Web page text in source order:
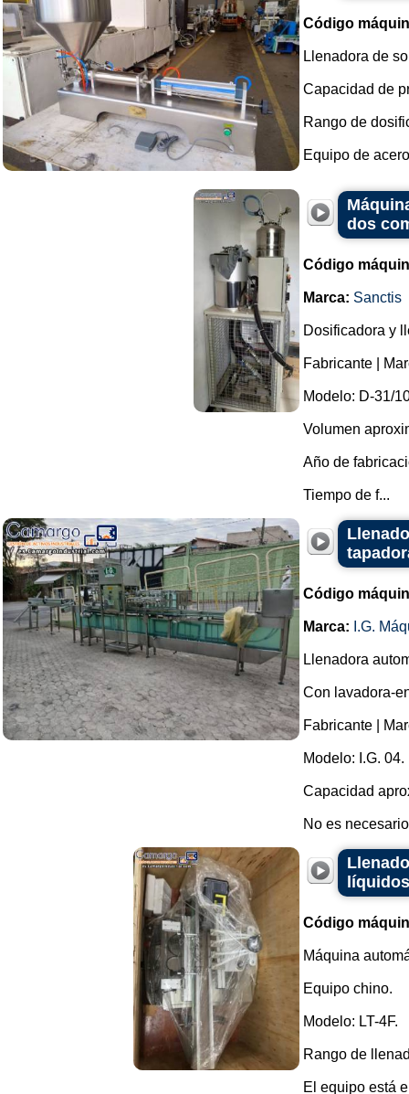
Código
Llenadora de
Capacidad de
Rango de
Equipo de
dos
Código
Marca: Sanctis
Dosificadora y
Fabricante |
Modelo: D-31/
Volumen
Año de
Tiempo de f...
Código
Marca: I.G.
Llenadora
Con lavadora-
Fabricante |
Modelo: I.G. 04.
Capacidad
No es
Código
Máquina
Equipo chino.
Modelo: LT-4F.
Rango de
El equipo está